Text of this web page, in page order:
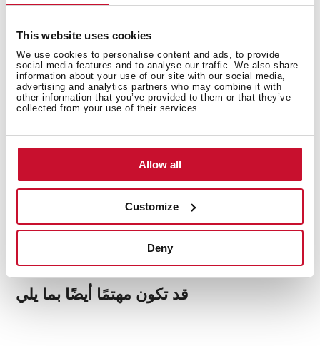
This website uses cookies
We use cookies to personalise content and ads, to provide
social media features and to analyse our traffic. We also share
information about your use of our site with our social media,
advertising and analytics partners who may combine it with
other information that you’ve provided to them or that they’ve
collected from your use of their services.
Allow all
Customize
Deny
اللمسات النهائية
ملحقات
قد تكون مهتمًا أيضًا بما يلي